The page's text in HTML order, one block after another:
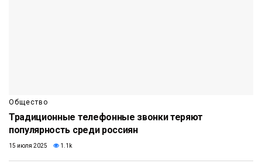
Общество
Традиционные телефонные звонки теряют
популярность среди россиян
15 июля 2025 1.1k